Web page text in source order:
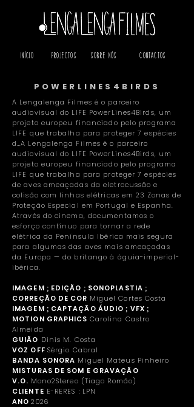
Início Projectos Sobre Nós Contactos
POWERLINES4BIRDS
A Lengalenga Filmes é o parceiro
audiovisual do LIFE PowerLines4Birds, um
projeto europeu financiado pelo programa
LIFE que trabalha para proteger 7 espécies
d…A Lengalenga Filmes é o parceiro
audiovisual do LIFE PowerLines4Birds, um
projeto europeu financiado pelo programa
LIFE que trabalha para proteger 7 espécies
de aves ameaçadas da eletrocussão e
colisão com linhas elétricas em 23 Zonas de
Proteção Especial em Portugal e Espanha.
Através do cinema, documentamos o
esforço contínuo para tornar a rede
elétrica da Península Ibérica mais segura
para algumas das aves mais ameaçadas
da Europa — do britango à águia-imperial-
ibérica.
IMAGEM ; EDIÇÃO ; SONOPLASTIA ;
CORREÇÃO DE COR Miguel Cortes Costa
IMAGEM ; CAPTAÇÃO ÁUDIO ; VFX ;
MOTION GRAPHICS Carolina Castro
Almeida
GUIÃO Dinis M. Costa
VOZ OFF Sérgio Cabral
BANDA SONORA Miguel Mateus Pinheiro
MISTURAS DE SOM E GRAVAÇÃO
V.O. Mono2Stereo (Tiago Romão)
CLIENTE E-RERES ; LPN
ANO2026